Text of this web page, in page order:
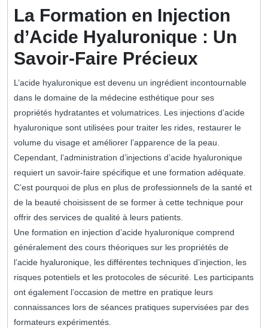
La Formation en Injection
d’Acide Hyaluronique : Un
Savoir-Faire Précieux
L’acide hyaluronique est devenu un ingrédient incontournable
dans le domaine de la médecine esthétique pour ses
propriétés hydratantes et volumatrices. Les injections d’acide
hyaluronique sont utilisées pour traiter les rides, restaurer le
volume du visage et améliorer l’apparence de la peau.
Cependant, l’administration d’injections d’acide hyaluronique
requiert un savoir-faire spécifique et une formation adéquate.
C’est pourquoi de plus en plus de professionnels de la santé et
de la beauté choisissent de se former à cette technique pour
offrir des services de qualité à leurs patients.
Une formation en injection d’acide hyaluronique comprend
généralement des cours théoriques sur les propriétés de
l’acide hyaluronique, les différentes techniques d’injection, les
risques potentiels et les protocoles de sécurité. Les participants
ont également l’occasion de mettre en pratique leurs
connaissances lors de séances pratiques supervisées par des
formateurs expérimentés.